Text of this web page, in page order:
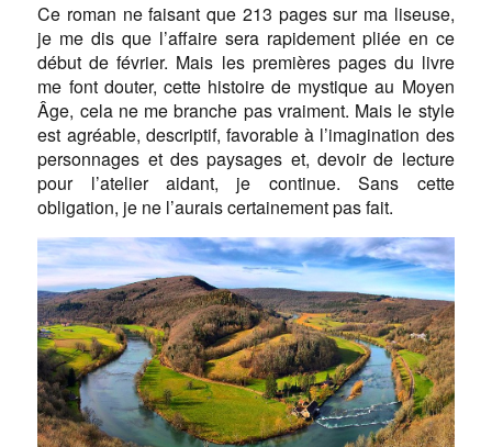
Ce roman ne faisant que 213 pages sur ma liseuse,
je me dis que l’affaire sera rapidement pliée en ce
début de février. Mais les premières pages du livre
me font douter, cette histoire de mystique au Moyen
Âge, cela ne me branche pas vraiment. Mais le style
est agréable, descriptif, favorable à l’imagination des
personnages et des paysages et, devoir de lecture
pour l’atelier aidant, je continue. Sans cette
obligation, je ne l’aurais certainement pas fait.